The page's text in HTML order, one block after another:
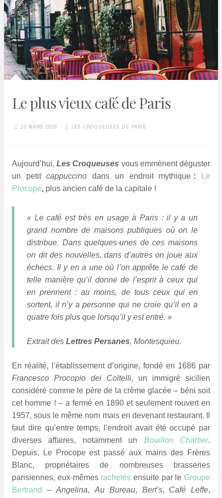
Le plus vieux café de Paris
10 MARS 2020 LES CROQUEUSES DE PARIS
Aujourd’hui,Les Croqueuses vous emmènent déguster
un petitcappuccino dans un endroit mythique :
Le
Procope, plus ancien café de la capitale !
« Le café est très en usage à Paris : il y a un
grand nombre de maisons publiques où on le
distribue. Dans quelques-unes de ces maisons
on dit des nouvelles, dans d’autres on joue aux
échecs. Il y en a une où l’on apprête le café de
telle manière qu’il donne de l’esprit à ceux qui
en prennent : au moins, de tous ceux qui en
sortent, il n’y a personne qui ne croie qu’il en a
quatre fois plus que lorsqu’il y est entré. »
Extrait des Lettres Persanes, Montesquieu.
En réalité, l’établissement d’origine, fondé en 1686 par
Francesco Procopio dei Coltelli, un immigré sicilien
considéré comme le père de la crème glacée – béni soit
cet homme ! – a fermé en 1890 et seulement rouvert en
1957, sous le même nom mais en devenant restaurant. Il
faut dire qu’entre temps, l’endroit avait été occupé par
diverses affaires, notamment un Bouillon Chartier.
Depuis, Le Procope est passé aux mains des Frères
Blanc, propriétaires de nombreuses brasseries
parisiennes, eux-mêmes rachetés ensuite par le Groupe
Bertrand
–Angelina,Au Bureau, Bert’s, Café Leffe,